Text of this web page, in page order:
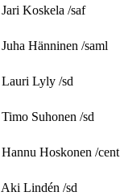
Jari Koskela /saf
Juha Hänninen /saml
Lauri Lyly /sd
Timo Suhonen /sd
Hannu Hoskonen /cent
Aki Lindén /sd